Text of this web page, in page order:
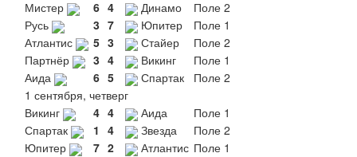
Мистер
6 4 Динамо
Поле 2
Русь
3 7 Юпитер
Поле 1
Атлантис
5 3 Стайер
Поле 2
Партнёр
3 4 Викинг
Поле 1
Аида
6 5 Спартак
Поле 2
1 сентября, четверг
Викинг
4 4 Аида
Поле 1
Спартак
1 4 Звезда
Поле 2
Юпитер
7 2 Атлантис Поле 1